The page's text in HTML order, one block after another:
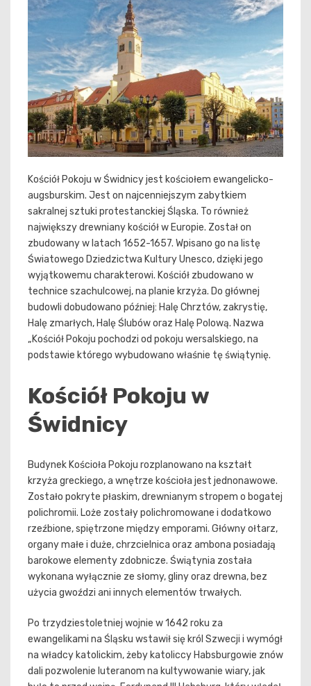
Kościół Pokoju w Świdnicy jest kościołem ewangelicko-
augsburskim. Jest on najcenniejszym zabytkiem
sakralnej sztuki protestanckiej Śląska. To również
największy drewniany kościół w Europie. Został on
zbudowany w latach 1652-1657. Wpisano go na listę
Światowego Dziedzictwa Kultury Unesco, dzięki jego
wyjątkowemu charakterowi. Kościół zbudowano w
technice szachulcowej, na planie krzyża. Do głównej
budowli dobudowano później: Halę Chrztów, zakrystię,
Halę zmarłych, Halę Ślubów oraz Halę Polową. Nazwa
„Kościół Pokoju pochodzi od pokoju wersalskiego, na
podstawie którego wybudowano właśnie tę świątynię.
Kościół Pokoju w
Świdnicy
Budynek Kościoła Pokoju rozplanowano na kształt
krzyża greckiego, a wnętrze kościoła jest jednonawowe.
Zostało pokryte płaskim, drewnianym stropem o bogatej
polichromii. Loże zostały polichromowane i dodatkowo
rzeźbione, spiętrzone między emporami. Główny ołtarz,
organy małe i duże, chrzcielnica oraz ambona posiadają
barokowe elementy zdobnicze. Świątynia została
wykonana wyłącznie ze słomy, gliny oraz drewna, bez
użycia gwoździ ani innych elementów trwałych.
Po trzydziestoletniej wojnie w 1642 roku za
ewangelikami na Śląsku wstawił się król Szwecji i wymógł
na władcy katolickim, żeby katoliccy Habsburgowie znów
dali pozwolenie luteranom na kultywowanie wiary, jak